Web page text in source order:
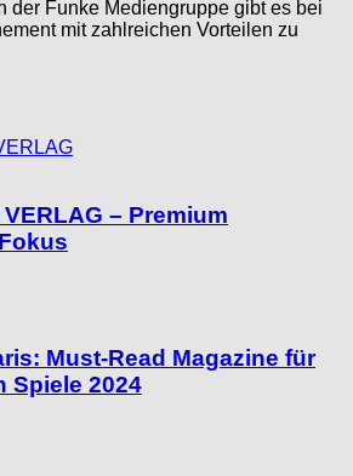
der Funke Mediengruppe gibt es bei
mit zahlreichen Vorteilen zu
– Premium
Must-Read Magazine für
Spiele 2024